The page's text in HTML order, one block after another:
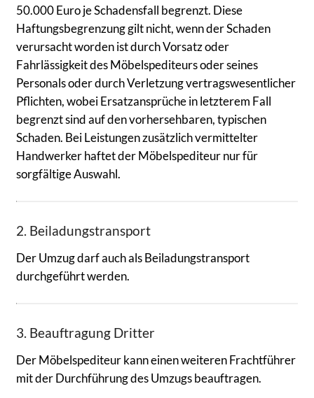
50.000 Euro je Schadensfall begrenzt. Diese
Haftungsbegrenzung gilt nicht, wenn der Schaden
verursacht worden ist durch Vorsatz oder
Fahrlässigkeit des Möbelspediteurs oder seines
Personals oder durch Verletzung vertragswesentlicher
Pflichten, wobei Ersatzansprüche in letzterem Fall
begrenzt sind auf den vorhersehbaren, typischen
Schaden. Bei Leistungen zusätzlich vermittelter
Handwerker haftet der Möbelspediteur nur für
sorgfältige Auswahl.
2. Beiladungstransport
Der Umzug darf auch als Beiladungstransport
durchgeführt werden.
3. Beauftragung Dritter
Der Möbelspediteur kann einen weiteren Frachtführer
mit der Durchführung des Umzugs beauftragen.